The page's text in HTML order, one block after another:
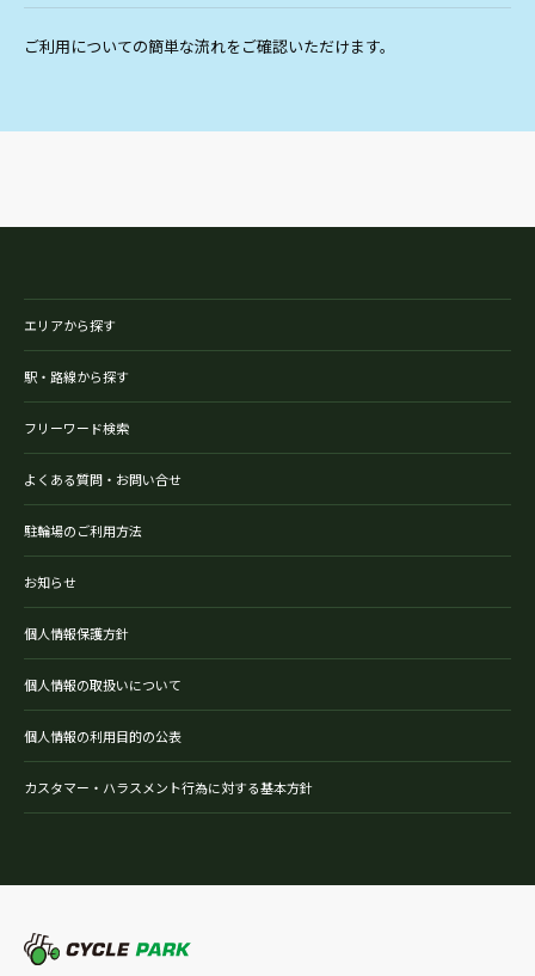
ご利用についての簡単な流れをご確認いただけます。
エリアから探す
駅・路線から探す
フリーワード検索
よくある質問・お問い合せ
駐輪場のご利用方法
お知らせ
個人情報保護方針
個人情報の取扱いについて
個人情報の利用目的の公表
カスタマー・ハラスメント行為に対する基本方針